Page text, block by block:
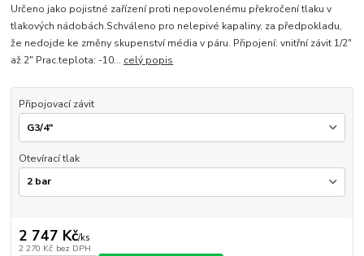
Určeno jako pojistné zařízení proti nepovolenému překročení tlaku v
tlakových nádobách.Schváleno pro nelepivé kapaliny, za předpokladu,
že nedojde ke změny skupenství média v páru. Připojení: vnitřní závit 1/2"
až 2" Prac.teplota: -10... celý popis
Připojovací závit
Otevírací tlak
2 747 Kč/ks
2 270 Kč bez DPH